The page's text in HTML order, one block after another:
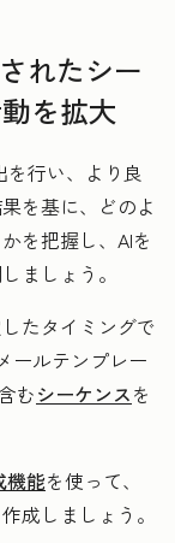
れたシー
を拡大
を行い、より良
を基に、どのよ
を把握し、AIを
ましょう。
たタイミングで
ールテンプレー
むシーケンスを
機能を使って、
成しましょう。